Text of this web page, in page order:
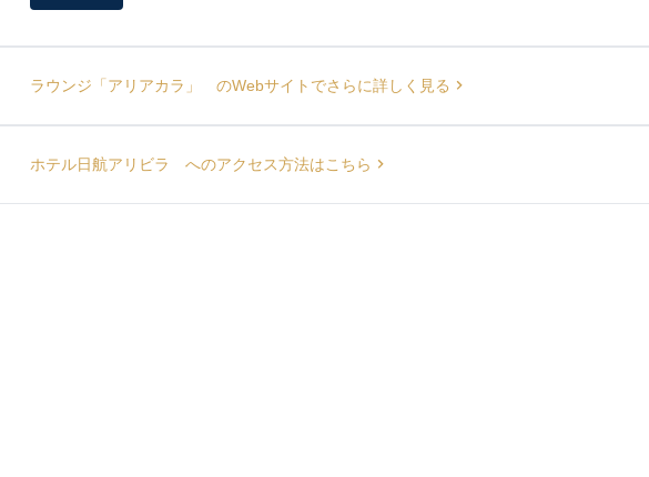
ラウンジ「アリアカラ」 のWebサイトでさらに詳しく見る
ホテル日航アリビラ へのアクセス方法はこちら